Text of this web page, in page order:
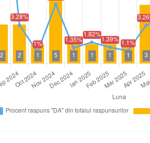
tie iti plac graficele,
plac cafelele.